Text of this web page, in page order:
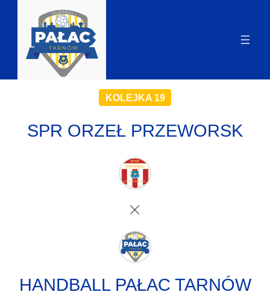
KOLEJKA 19
SPR ORZEŁ PRZEWORSK
HANDBALL PAŁAC TARNÓW